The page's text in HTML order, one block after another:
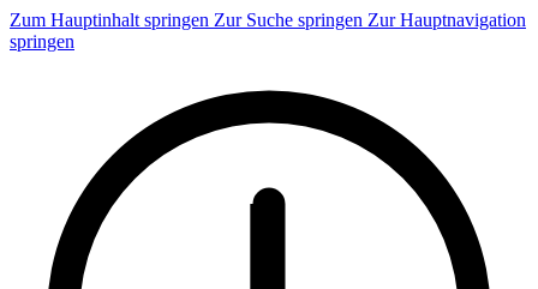
Zum Hauptinhalt springen Zur Suche springen Zur Hauptnavigation
springen